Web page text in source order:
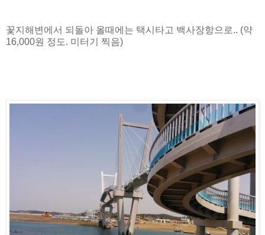
꽃지해변에서 되돌아 올때에는 택시타고 백사장항으로.. (약
16,000원 정도. 미터기 찍음)